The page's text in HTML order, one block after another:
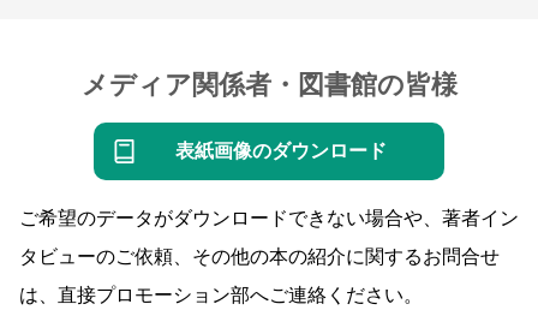
メディア関係者・図書館の皆様
表紙画像のダウンロード
ご希望のデータがダウンロードできない場合や、著者イン
タビューのご依頼、その他の本の紹介に関するお問合せ
は、直接プロモーション部へご連絡ください。